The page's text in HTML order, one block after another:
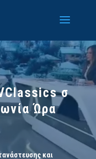
σ
Ώρα
και